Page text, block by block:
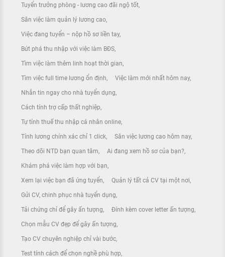
Tuyển trưởng phòng - lương cao đãi ngộ tốt
Săn việc làm quản lý lương cao
Việc đang tuyển – nộp hồ sơ liền tay
Bứt phá thu nhập với việc làm BĐS
Tìm việc làm thêm linh hoạt thời gian
Tìm việc full time lương ổn định Việc làm mới nhất hôm nay
Nhắn tin ngay cho nhà tuyển dụng
Cách tính trợ cấp thất nghiệp
Tự tính thuế thu nhập cá nhân online
Tính lương chính xác chỉ 1 click Săn việc lương cao hôm nay
Theo dõi NTD bạn quan tâm Ai đang xem hồ sơ của bạn?
Khám phá việc làm hợp với bạn
Xem lại việc bạn đã ứng tuyển Quản lý tất cả CV tại một nơi
Gửi CV, chinh phục nhà tuyển dụng
Tải chứng chỉ để gây ấn tượng Đính kèm cover letter ấn tượng
Chọn mẫu CV đẹp để gây ấn tượng
Tạo CV chuyên nghiệp chỉ vài bước
Test tính cách để chọn nghề phù hợp